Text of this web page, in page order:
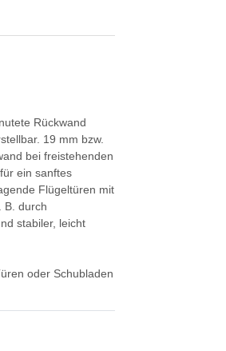
Rückwand
19 mm bzw.
bei freistehenden
ein sanftes
Flügeltüren mit
B. durch
stabiler, leicht
oder Schubladen